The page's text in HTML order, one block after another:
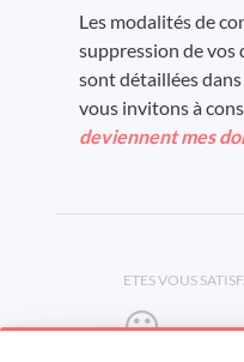
Les modalités de
suppression de vos
sont détaillées
vous invitons à
deviennent mes
ETES VOUS